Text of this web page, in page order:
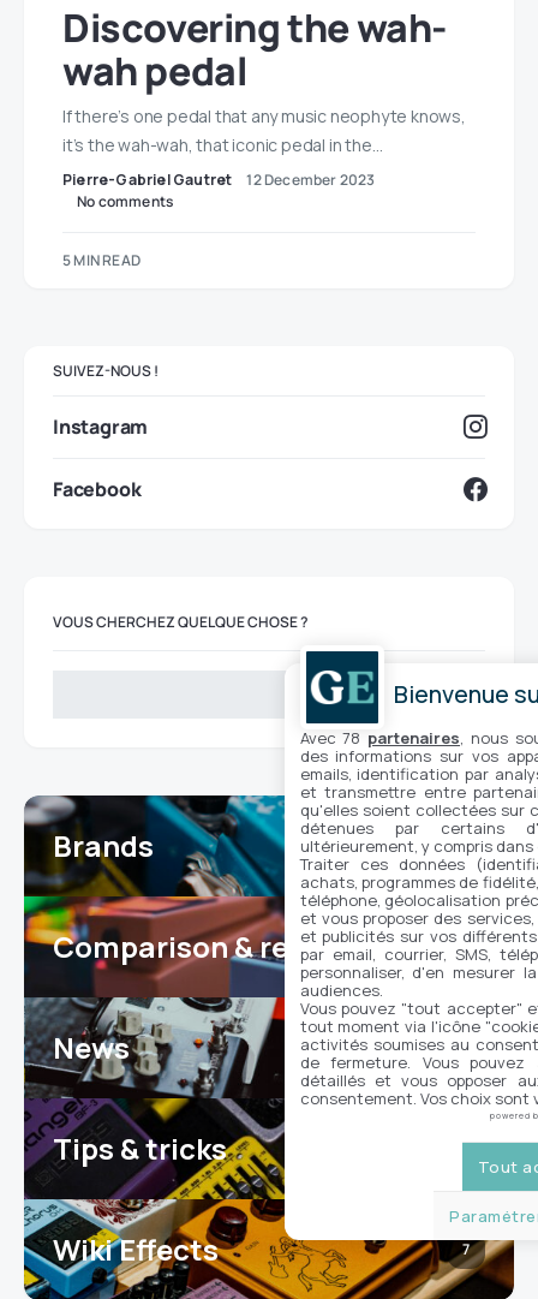
Discovering the wah-
wah pedal
If there’s one pedal that any music neophyte knows,
it’s the wah-wah, that iconic pedal in the…
Pierre-Gabriel Gautret
12 December 2023
No comments
5 MIN READ
SUIVEZ-NOUS !
Instagram
Facebook
VOUS CHERCHEZ QUELQUE CHOSE ?
Search
Brands 7
Comparison & reviews 24
News 100
Tips & tricks 16
Wiki Effects 7
Bienvenue
Avec 78 partenaires , nous
des informations sur vos
emails, identification par
et transmettre entre
qu'elles soient collectées sur
détenues par certains
ultérieurement, y compris
Traiter ces données
achats, programmes de
téléphone, géolocalisation
et vous proposer des
et publicités sur vos
par email, courrier, SMS,
personnaliser, d'en mesurer
audiences.
Vous pouvez "tout accepter"
tout moment via l'icône
activités soumises au
de fermeture. Vous
détaillés et vous opposer
consentement. Vos choix sont
powered
Tout